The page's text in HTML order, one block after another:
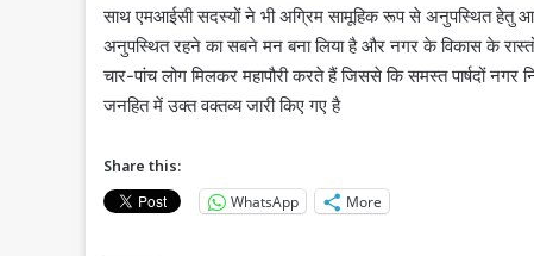
साथ एमआईसी सदस्यों ने भी अग्रिम सामूहिक रूप से अनुपस्थित हेतु
अनुपस्थित रहने का सबने मन बना लिया है और नगर के विकास के रास्तों
चार-पांच लोग मिलकर महापौरी करते हैं जिससे कि समस्त पार्षदों नगर
जनहित में उक्त वक्तव्य जारी किए गए है
Share this:
WhatsApp
More